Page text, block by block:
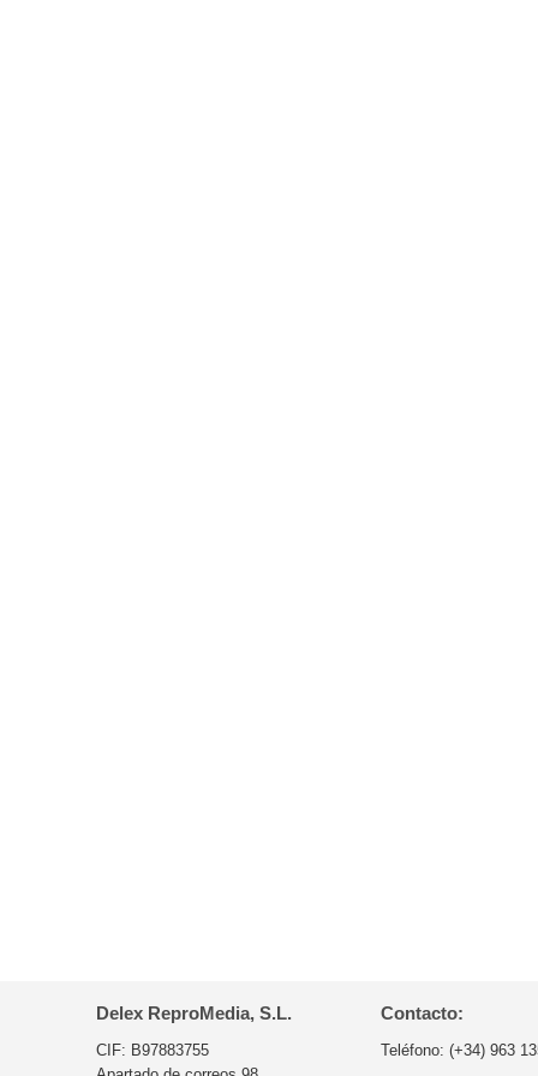
Delex ReproMedia, S.L.
CIF: B97883755
Contacto:
Teléfono: (+34) 963